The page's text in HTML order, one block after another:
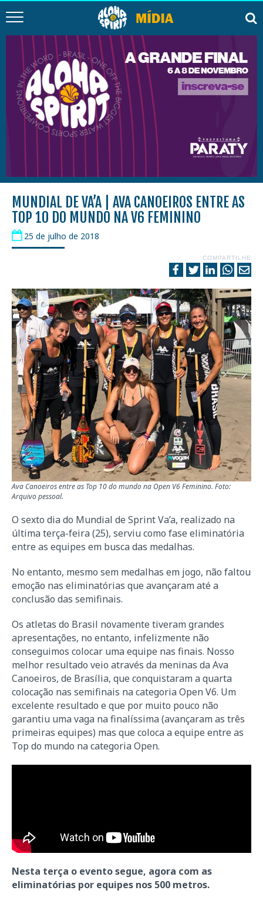
MUNDIAL DE VA’A | AVA CANOEIROS ENTRE AS
TOP 10 DO MUNDO NA V6 FEMININO
25 de julho de 2018
COMPARTILHE
Ava Canoeiros entre as Top 10 do mundo na Open V6 Feminino. Foto:
Arquivo pessoal.
O sexto dia do Mundial de Sprint Va’a, realizado na
última terça-feira (25), serviu como fase eliminatória
entre as equipes em busca das medalhas.
No entanto, mesmo sem medalhas em jogo, não faltou
emoção nas eliminatórias que avançaram até a
conclusão das semifinais.
Os atletas do Brasil novamente tiveram grandes
apresentações, no entanto, infelizmente não
conseguimos colocar uma equipe nas finais. Nosso
melhor resultado veio através da meninas da Ava
Canoeiros, de Brasília, que conquistaram a quarta
colocação nas semifinais na categoria Open V6. Um
excelente resultado e que por muito pouco não
garantiu uma vaga na finalíssima (avançaram as três
primeiras equipes) mas que coloca a equipe entre as
Top do mundo na categoria Open.
Nesta terça o evento segue, agora com as
eliminatórias por equipes nos 500 metros.